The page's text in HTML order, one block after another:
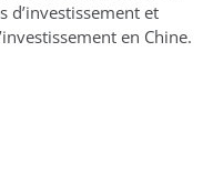
d’investissement et
en Chine.